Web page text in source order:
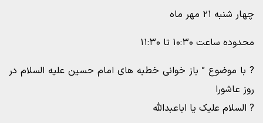
چهار شنبه ۲۱ مهر ماه
محدوده ساعت ۱۰:۳۰ تا ۱۱:۳۰
? با موضوع ” باز خوانی خطبه های امام حسین علیه السلام در
روز عاشورا
? السلام علیک یا اباعبدالله